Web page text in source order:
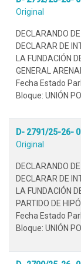
Original
DECLARANDO
DECLARAR DE
LA FUNDACIÓN
GENERAL
Fecha Estado
Bloque: UNIÓN
D- 2791/25-26- 0
Original
DECLARANDO
DECLARAR DE
LA FUNDACIÓN
PARTIDO DE
Fecha Estado
Bloque: UNIÓN